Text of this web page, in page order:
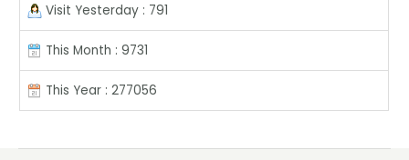
Visit Yesterday : 791
This Month : 9731
This Year : 277056